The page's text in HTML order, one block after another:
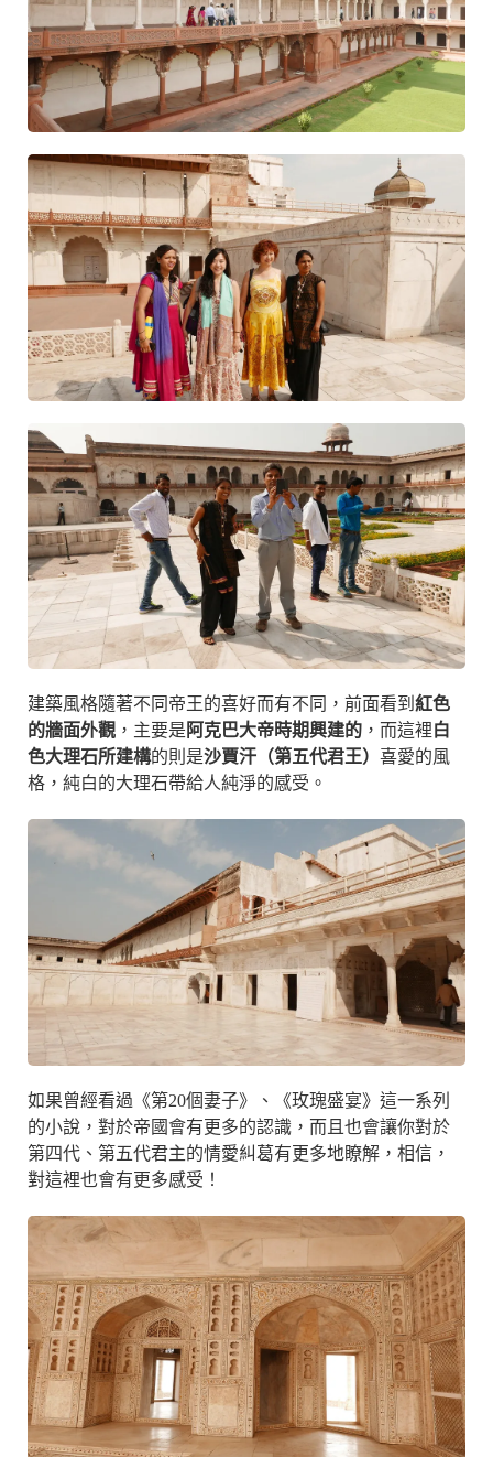
建築風格隨著不同帝王的喜好而有不同，前面看到 紅色
的牆面外觀 ，主要是 阿克巴大帝時期興建的 ，而這裡白
色大理石所建構的則是沙賈汗（第五代君王） 喜愛的風
格，純白的大理石帶給人純淨的感受。
如果曾經看過《第20個妻子》、《玫瑰盛宴》這一系列
的小說，對於帝國會有更多的認識，而且也會讓你對於
第四代、第五代君主的情愛糾葛有更多地瞭解，相信，
對這裡也會有更多感受！